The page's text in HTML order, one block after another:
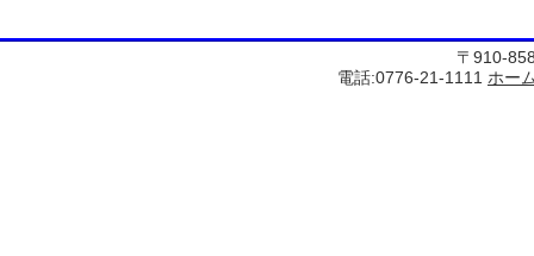
〒910-
電話:0776-21-1111 ホー